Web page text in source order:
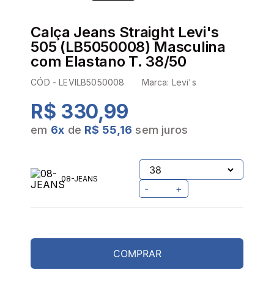
Calça Jeans Straight Levi's
505 (LB5050008) Masculina
com Elastano T. 38/50
CÓD -LEVILB5050008 Marca: Levi's
R$ 330,99
em 6x de R$ 55,16 sem juros
08-JEANS
- +
COMPRAR